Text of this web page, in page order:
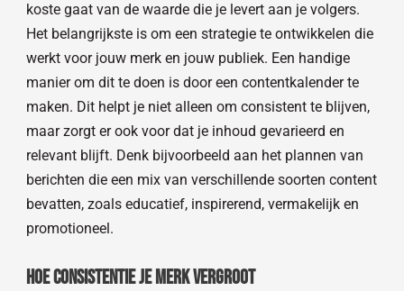
koste gaat van de waarde die je levert aan je volgers.
Het belangrijkste is om een strategie te ontwikkelen die
werkt voor jouw merk en jouw publiek. Een handige
manier om dit te doen is door een contentkalender te
maken. Dit helpt je niet alleen om consistent te blijven,
maar zorgt er ook voor dat je inhoud gevarieerd en
relevant blijft. Denk bijvoorbeeld aan het plannen van
berichten die een mix van verschillende soorten content
bevatten, zoals educatief, inspirerend, vermakelijk en
promotioneel.
Hoe consistentie je merk vergroot